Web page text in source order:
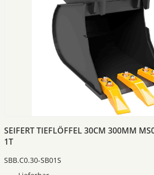
SEIFERT TIEFLÖFFEL 30CM 300MM
1T
SBB.C0.30-SB01S